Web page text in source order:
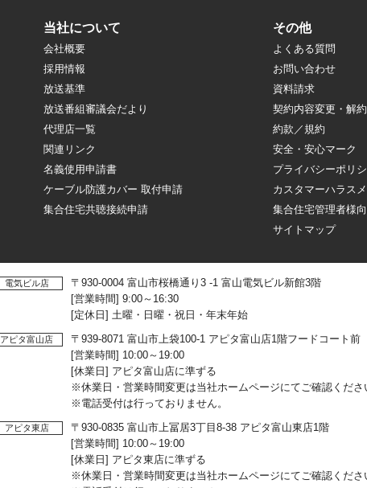
当社について
会社概要
採用情報
放送基準
放送番組審議会だより
代理店一覧
関連リンク
名義使用申請書
ケーブル防護カバー 取付申請
集合住宅共聴接続申請
その他
よくある質問
お問い合わせ
資料請求
契約内容変更・解
約款／規約
安全・安心マーク
プライバシーポリ
カスタマーハラス
集合住宅管理者様
サイトマップ
電気ビル店
〒930-0004 富山市桜橋通り3 -1 富山電気ビル新館3階
[営業時間] 9:00～16:30
[定休日] 土曜・日曜・祝日・年末年始
アピタ富山店
〒939-8071 富山市上袋100-1 アピタ富山店1階フードコート前
[営業時間] 10:00～19:00
[休業日] アピタ富山店に準ずる
※休業日・営業時間変更は当社ホームページにてご確認くださ
※電話受付は行っておりません。
アピタ東店
〒930-0835 富山市上冨居3丁目8-38 アピタ富山東店1階
[営業時間] 10:00～19:00
[休業日] アピタ東店に準ずる
※休業日・営業時間変更は当社ホームページにてご確認くださ